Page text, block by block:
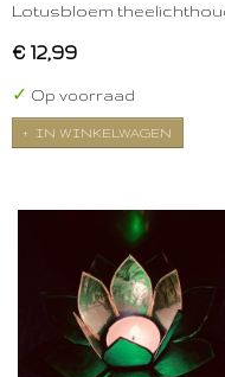
Lotusbloem
€ 12,99
✓ Op voorraad
IN WINKELWAGEN